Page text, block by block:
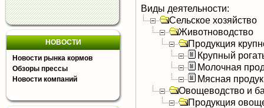
НОВОСТИ
Новости рынка кормов
Обзоры прессы
Новости компаний
Виды деятельности:
Сельское хозяйство
Животноводство
Продукция
Крупный
Молочная
Мясная
Овощеводство и
Продукция